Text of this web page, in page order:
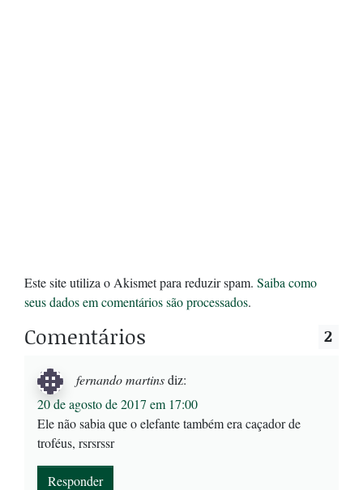
Este site utiliza o Akismet para reduzir spam. Saiba como
seus dados em comentários são processados.
Comentários 2
fernando martinsdiz:
20 de agosto de 2017 em 17:00
Ele não sabia que o elefante também era caçador de
troféus, rsrsrssr
Responder